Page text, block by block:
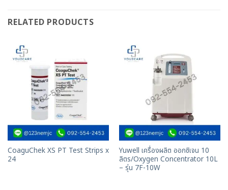
RELATED PRODUCTS
CoaguChek XS PT Test Strips x
24
Yuwell เครื่องผลิต ออกซิเจน 10
ลิตร/Oxygen Concentrator 10L
– รุ่น 7F-10W